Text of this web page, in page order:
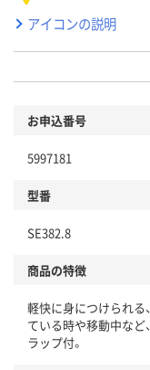
アイコンの説明
お申込番号
5997181
型番
SE382.8
商品の特徴
軽快に身につけられる
ている時や移動中など
ラップ付。